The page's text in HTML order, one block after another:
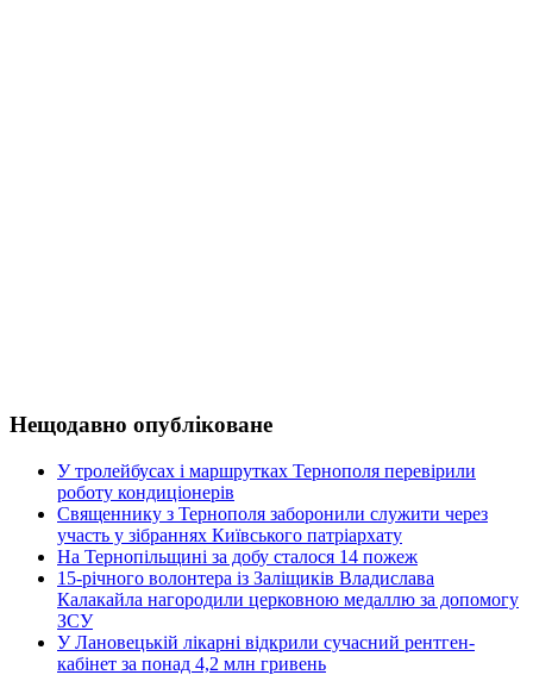
Нещодавно опубліковане
У тролейбусах і маршрутках Тернополя перевірили
роботу кондиціонерів
Священнику з Тернополя заборонили служити через
участь у зібраннях Київського патріархату
На Тернопільщині за добу сталося 14 пожеж
15-річного волонтера із Заліщиків Владислава
Калакайла нагородили церковною медаллю за допомогу
ЗСУ
У Лановецькій лікарні відкрили сучасний рентген-
кабінет за понад 4,2 млн гривень